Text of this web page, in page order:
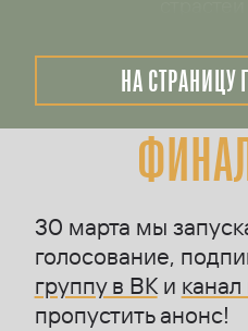
НА СТРАНИЦУ
30 марта мы
голосование,
группу в ВКи канал
пропустить анонс!